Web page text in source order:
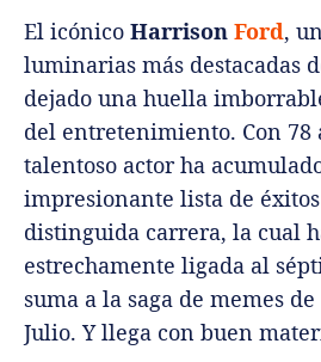
El icónico Harrison Ford,
luminarias más destacadas
dejado una huella
del entretenimiento. Con 78
talentoso actor ha
impresionante lista de
distinguida carrera, la cual
estrechamente ligada al
suma a la saga de memes
Julio. Y llega con buen